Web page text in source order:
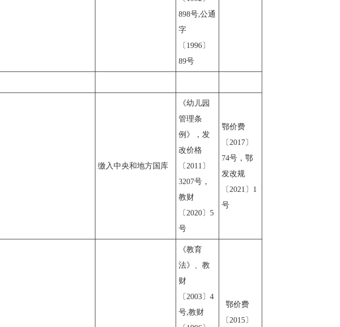
898号,公通
字
〔1996〕
89号
缴入中央和地方国库
《幼儿园
管理条
例》，发
改价格
〔2011〕
3207号，
教财
〔2020〕5
号
鄂价费
〔2017〕
74号，鄂
发改规
〔2021〕1
号
《教育
法》、教
财
〔2003〕4
号,教财
鄂价费
〔2015〕